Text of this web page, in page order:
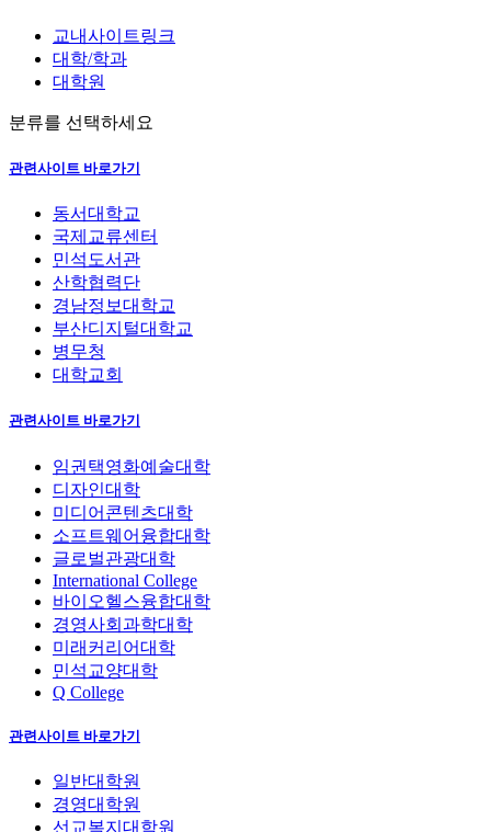
교내사이트링크
대학/학과
대학원
분류를 선택하세요
관련사이트 바로가기
동서대학교
국제교류센터
민석도서관
산학협력단
경남정보대학교
부산디지털대학교
병무청
대학교회
관련사이트 바로가기
임권택영화예술대학
디자인대학
미디어콘텐츠대학
소프트웨어융합대학
글로벌관광대학
International College
바이오헬스융합대학
경영사회과학대학
미래커리어대학
민석교양대학
Q College
관련사이트 바로가기
일반대학원
경영대학원
선교복지대학원